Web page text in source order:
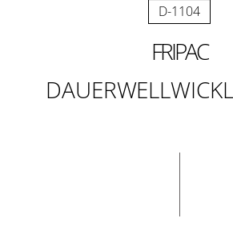
D-1104
FRIPAC